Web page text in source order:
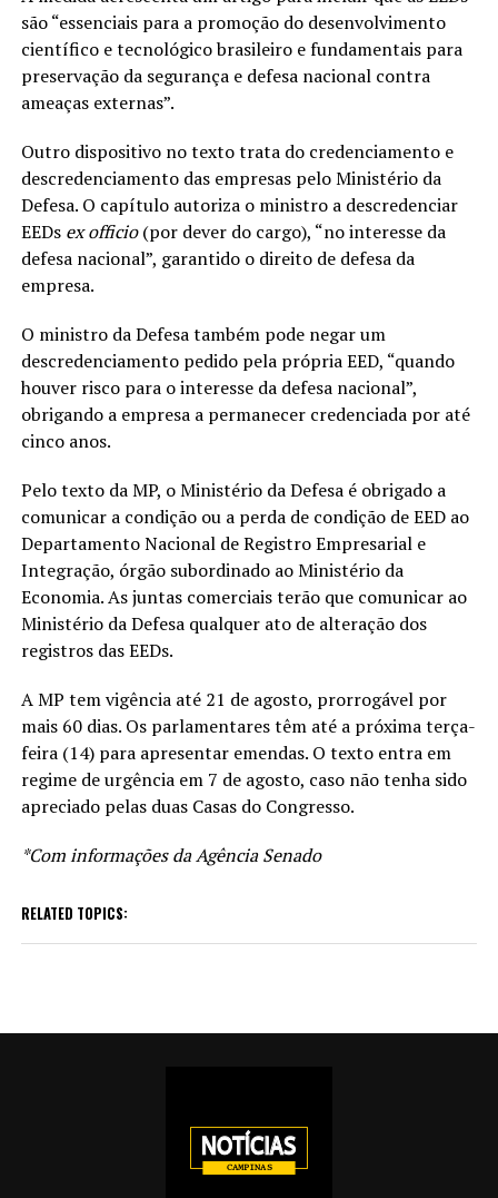
são “essenciais para a promoção do desenvolvimento
científico e tecnológico brasileiro e fundamentais para
preservação da segurança e defesa nacional contra
ameaças externas”.
Outro dispositivo no texto trata do credenciamento e
descredenciamento das empresas pelo Ministério da
Defesa. O capítulo autoriza o ministro a descredenciar
EEDs ex officio(por dever do cargo), “no interesse da
defesa nacional”, garantido o direito de defesa da
empresa.
O ministro da Defesa também pode negar um
descredenciamento pedido pela própria EED, “quando
houver risco para o interesse da defesa nacional”,
obrigando a empresa a permanecer credenciada por até
cinco anos.
Pelo texto da MP, o Ministério da Defesa é obrigado a
comunicar a condição ou a perda de condição de EED ao
Departamento Nacional de Registro Empresarial e
Integração, órgão subordinado ao Ministério da
Economia. As juntas comerciais terão que comunicar ao
Ministério da Defesa qualquer ato de alteração dos
registros das EEDs.
A MP tem vigência até 21 de agosto, prorrogável por
mais 60 dias. Os parlamentares têm até a próxima terça-
feira (14) para apresentar emendas. O texto entra em
regime de urgência em 7 de agosto, caso não tenha sido
apreciado pelas duas Casas do Congresso.
*Com informações da Agência Senado
RELATED TOPICS: